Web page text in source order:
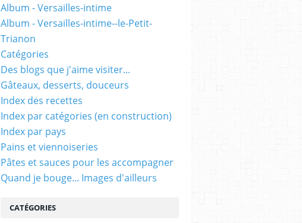
Album - Versailles-intime
Album - Versailles-intime--le-Petit-
Trianon
Catégories
Des blogs que j'aime visiter...
Gâteaux, desserts, douceurs
Index des recettes
Index par catégories (en construction)
Index par pays
Pains et viennoiseries
Pâtes et sauces pour les accompagner
Quand je bouge... Images d'ailleurs
CATÉGORIES